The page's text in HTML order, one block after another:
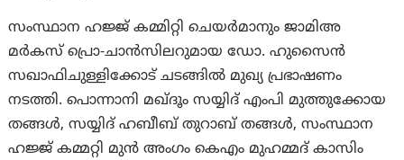
സംസ്ഥാന ഹജ്ജ് കമ്മിറ്റി ചെയർമാനും ജാമിഅ
മർകസ് പ്രൊ-ചാൻസിലറുമായ ഡോ. ഹുസൈൻ
സഖാഫിചുള്ളിക്കോട് ചടങ്ങിൽ മുഖ്യ പ്രഭാഷണം
നടത്തി. പൊന്നാനി മഖ്ദൂം സയ്യിദ് എംപി മുത്തുക്കോയ
തങ്ങൾ, സയ്യിദ് ഹബീബ് തുറാബ് തങ്ങൾ, സംസ്ഥാന
ഹജ്ജ് കമ്മറ്റി മുൻ അംഗം കെഎം മുഹമ്മദ്‌ കാസിം